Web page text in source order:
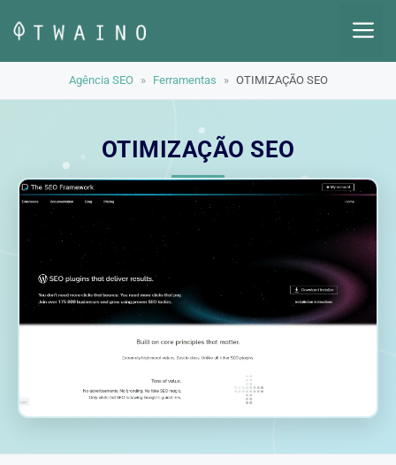
para
o
Agência SEO » Ferramentas » OTIMIZAÇÃO SEO
OTIMIZAÇÃO SEO